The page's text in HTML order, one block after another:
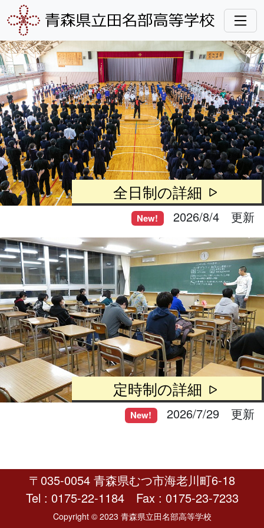
全日制の詳細
New! 2026/8/4 更新
定時制の詳細
New! 2026/7/29 更新
〒035-0054 青森県むつ市海老川町6-18
Tel : 0175-22-1184 Fax : 0175-23-7233
Copyright © 2023 青森県立田名部高等学校